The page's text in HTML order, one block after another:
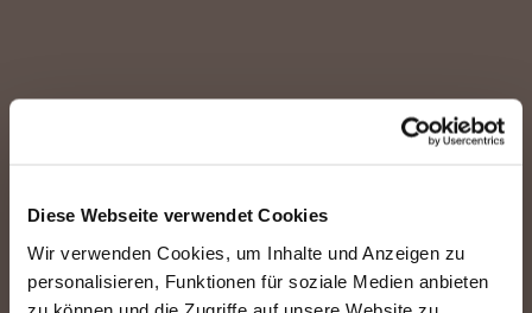
Diese Webseite verwendet Cookies
Wir verwenden Cookies, um Inhalte und Anzeigen zu
personalisieren, Funktionen für soziale Medien anbieten
zu können und die Zugriffe auf unsere Website zu